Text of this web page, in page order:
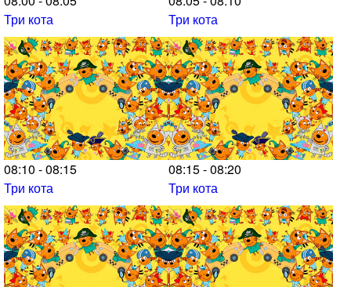
Три кота
Три кота
08:10 - 08:15
Три кота
08:15 - 08:20
Три кота